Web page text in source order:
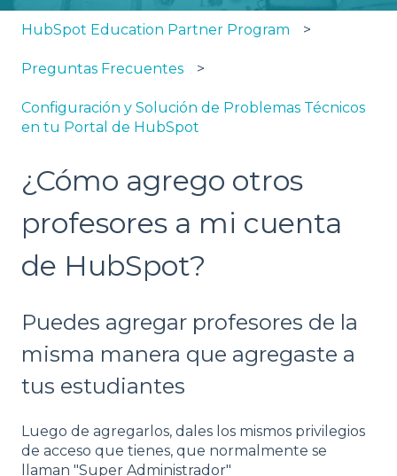
HubSpot Education Partner Program
Preguntas Frecuentes
Configuración y Solución de Problemas Técnicos
en tu Portal de HubSpot
¿Cómo agrego otros
profesores a mi cuenta
de HubSpot?
Puedes agregar profesores de la
misma manera que agregaste a
tus estudiantes
Luego de agregarlos, dales los mismos privilegios
de acceso que tienes, que normalmente se
llaman "Super Administrador"